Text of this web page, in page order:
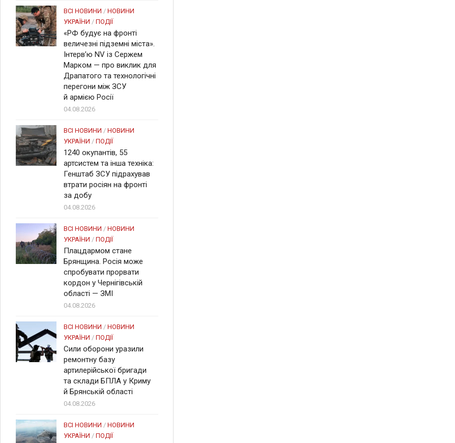
ВСІ НОВИНИ / НОВИНИ
УКРАЇНИ / ПОДІЇ
«РФ будує на фронті
величезні підземні міста».
Інтерв’ю NV із Сержем
Марком — про виклик для
Драпатого та технологічні
перегони між ЗСУ
й армією Росії
04.08.2026
ВСІ НОВИНИ / НОВИНИ
УКРАЇНИ / ПОДІЇ
1240 окупантів, 55
артсистем та інша техніка:
Генштаб ЗСУ підрахував
втрати росіян на фронті
за добу
04.08.2026
ВСІ НОВИНИ / НОВИНИ
УКРАЇНИ / ПОДІЇ
Плацдармом стане
Брянщина. Росія може
спробувати прорвати
кордон у Чернігівській
області — ЗМІ
04.08.2026
ВСІ НОВИНИ / НОВИНИ
УКРАЇНИ / ПОДІЇ
Сили оборони уразили
ремонтну базу
артилерійської бригади
та склади БПЛА у Криму
й Брянській області
04.08.2026
ВСІ НОВИНИ / НОВИНИ
УКРАЇНИ / ПОДІЇ